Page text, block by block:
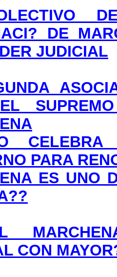
DE
JUDICIAL
PARA
ES UNO
CON